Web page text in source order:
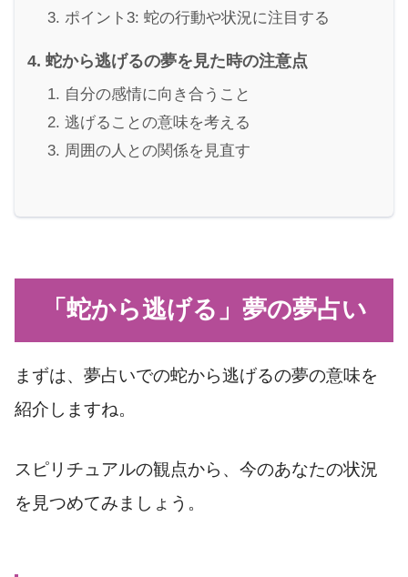
ポイント3: 蛇の行動や状況に注目する
蛇から逃げるの夢を見た時の注意点
自分の感情に向き合うこと
逃げることの意味を考える
周囲の人との関係を見直す
「蛇から逃げる」夢の夢占い
まずは、夢占いでの蛇から逃げるの夢の意味を
紹介しますね。
スピリチュアルの観点から、今のあなたの状況
を見つめてみましょう。